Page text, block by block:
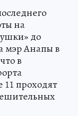
на
до
мэр Анапы в
в
проходят